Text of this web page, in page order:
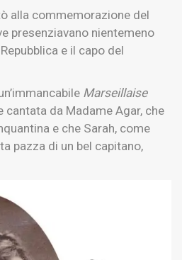
alla commemorazione del
presenziavano nientemeno
e il capo del
Marseillaise
cantata da Madame Agar, che
e che Sarah, come
pazza di un bel capitano,